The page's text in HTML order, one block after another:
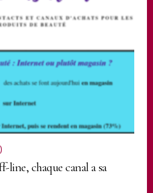
chaque canal a sa